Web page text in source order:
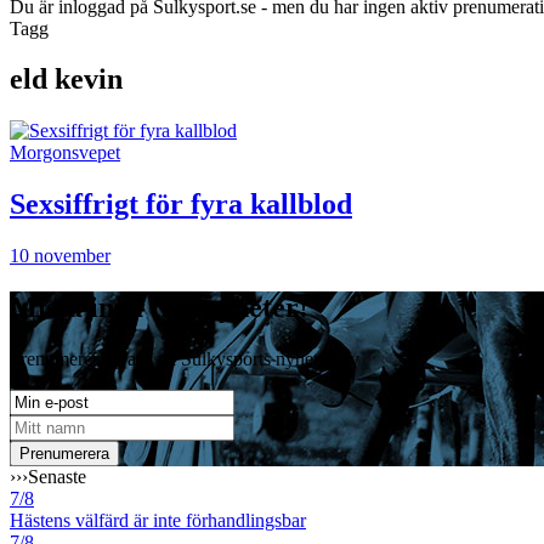
Du är inloggad på Sulkysport.se - men du har ingen aktiv
Tagg
eld kevin
Morgonsvepet
Sexsiffrigt för fyra kallblod
10 november
Missa inga travnyheter!
Prenumerera gratis på Sulkysports nyhetsbrev
›››Senaste
7/8
Hästens välfärd är inte förhandlingsbar